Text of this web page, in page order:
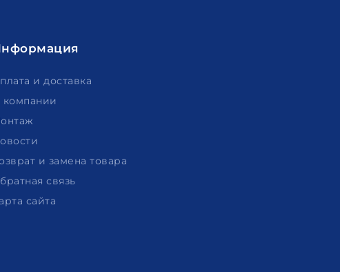
и доставка
и замена товара
связь
сайта